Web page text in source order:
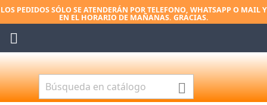
LOS PEDIDOS SÓLO SE ATENDERÁN POR TELEFONO, WHATSAPP O MAIL Y
EN EL HORARIO DE MAÑANAS. GRACIAS.

